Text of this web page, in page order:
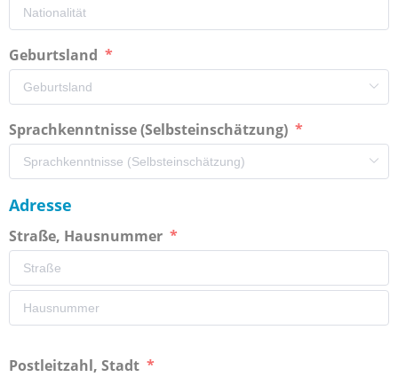
Geburtsland
Sprachkenntnisse (Selbsteinschätzung)
Adresse
Straße, Hausnummer
Postleitzahl, Stadt